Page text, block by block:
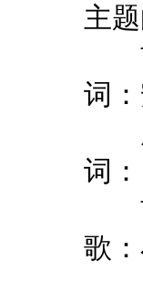
主
词
词
歌